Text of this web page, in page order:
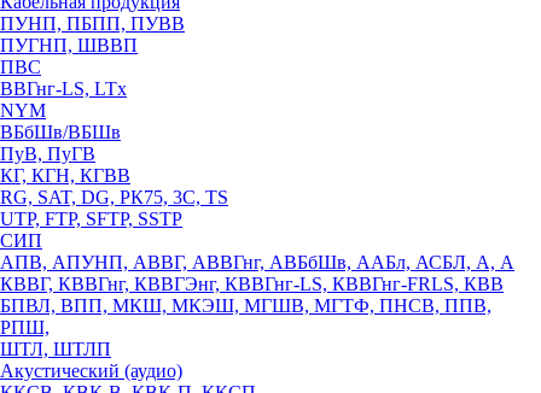
ПУНП, ПБПП, ПУВВ
ПУГНП, ШВВП
ПВС
ВВГнг-LS, LTx
NYM
ВБбШв/ВБШв
ПуВ, ПуГВ
КГ, КГН, КГВВ
RG, SAT, DG, РК75, 3С, TS
UTP, FTP, SFTP, SSTP
СИП
АПВ, АПУНП, АВВГ, АВВГнг, АВБбШв, ААБл, АСБЛ, А, А
КВВГ, КВВГнг, КВВГЭнг, КВВГнг-LS, КВВГнг-FRLS, КВВ
БПВЛ, ВПП, МКШ, МКЭШ, МГШВ, МГТФ, ПНСВ, ППВ,
РПШ,
ШТЛ, ШТЛП
Акустический (аудио)